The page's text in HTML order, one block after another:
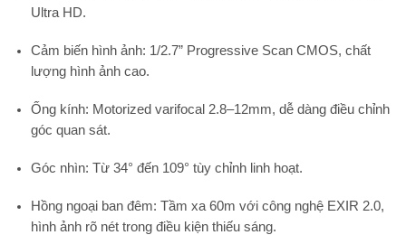
Ultra HD.
Cảm biến hình ảnh: 1/2.7” Progressive Scan CMOS, chất
lượng hình ảnh cao.
Ống kính: Motorized varifocal 2.8–12mm, dễ dàng điều chỉnh
góc quan sát.
Góc nhìn: Từ 34° đến 109° tùy chỉnh linh hoạt.
Hồng ngoại ban đêm: Tầm xa 60m với công nghệ EXIR 2.0,
hình ảnh rõ nét trong điều kiện thiếu sáng.